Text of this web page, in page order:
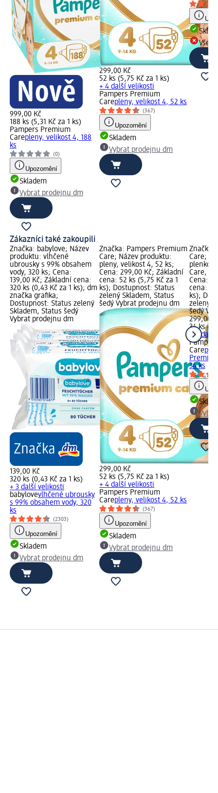
999,00 Kč
188 ks (5,31 Kč za 1 ks)
Pampers Premium
Carepleny, velikost 4, 188
ks
(0)
Upozornění
Skladem
Vybrat prodejnu dm
299,00 Kč
52 ks (5,75 Kč za 1 ks)
+ 4 další velikosti
Pampers Premium
Carepleny, velikost 4, 52 ks
(367)
Upozornění
Skladem
Vybrat prodejnu dm
Zákazníci také zakoupili
Značka: babylove; Název
produktu: vlhčené
ubrousky s 99% obsahem
vody, 320 ks; Cena:
139,00 Kč; Základní cena:
320 ks (0,43 Kč za 1 ks); dm
značka grafika;
Dostupnost: Status zelený
Skladem, Status šedý
Vybrat prodejnu dm
139,00 Kč
320 ks (0,43 Kč za 1 ks)
+ 3 další velikosti
babylovevlhčené ubrousky
s 99% obsahem vody, 320
ks
(2303)
Upozornění
Skladem
Vybrat prodejnu dm
Značka: Pampers Premium
Care; Název produktu:
pleny, velikost 4, 52 ks;
Cena: 299,00 Kč; Základní
cena: 52 ks (5,75 Kč za 1
ks); Dostupnost: Status
zelený Skladem, Status
šedý Vybrat prodejnu dm
299,00 Kč
52 ks (5,75 Kč za 1 ks)
+ 4 další velikosti
Pampers Premium
Carepleny, velikost 4, 52 ks
(367)
Upozornění
Skladem
Vybrat prodejnu dm
Značka:
Care;
Care,
Cena:
cena: 34
ks);
zelený
šedý
299,00
34 ks
+ 2
Care
34 ks